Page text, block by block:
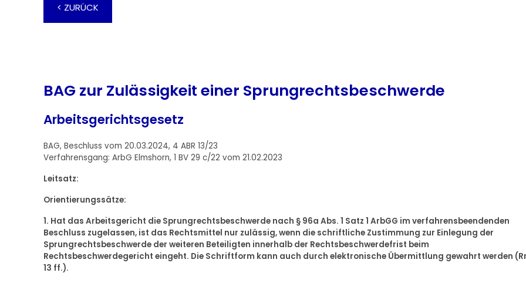
< ZURÜCK
BAG zur Zulässigkeit einer Sprungrechtsbeschwerde
Arbeitsgerichtsgesetz
BAG, Beschluss vom 20.03.2024, 4 ABR 13/23
Verfahrensgang: ArbG Elmshorn, 1 BV 29 c/22 vom 21.02.2023
Leitsatz:
Orientierungssätze:
1. Hat das Arbeitsgericht die Sprungrechtsbeschwerde nach § 96a Abs. 1 Satz 1 ArbGG im verfahrensbeendenden
Beschluss zugelassen, ist das Rechtsmittel nur zulässig, wenn die schriftliche Zustimmung zur Einlegung der
Sprungrechtsbeschwerde der weiteren Beteiligten innerhalb der Rechtsbeschwerdefrist beim
Rechtsbeschwerdegericht eingeht. Die Schriftform kann auch durch elektronische Übermittlung gewahrt werden
13 ff.).